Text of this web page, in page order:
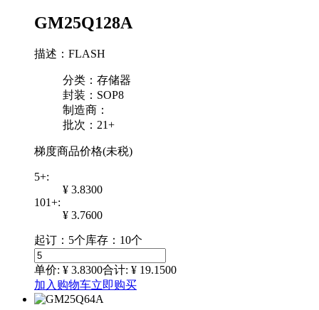
GM25Q128A
描述：FLASH
分类：存储器
封装：SOP8
制造商：
批次：21+
梯度商品价格(未税)
5+:
¥ 3.8300
101+:
¥ 3.7600
起订：5个库存：10个
单价: ¥ 3.8300合计: ¥ 19.1500
加入购物车立即购买